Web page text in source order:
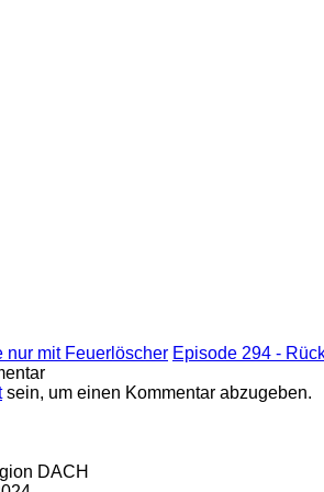
nur mit Feuerlöscher Episode 294 -
sein, um einen Kommentar abzugeben.
DACH